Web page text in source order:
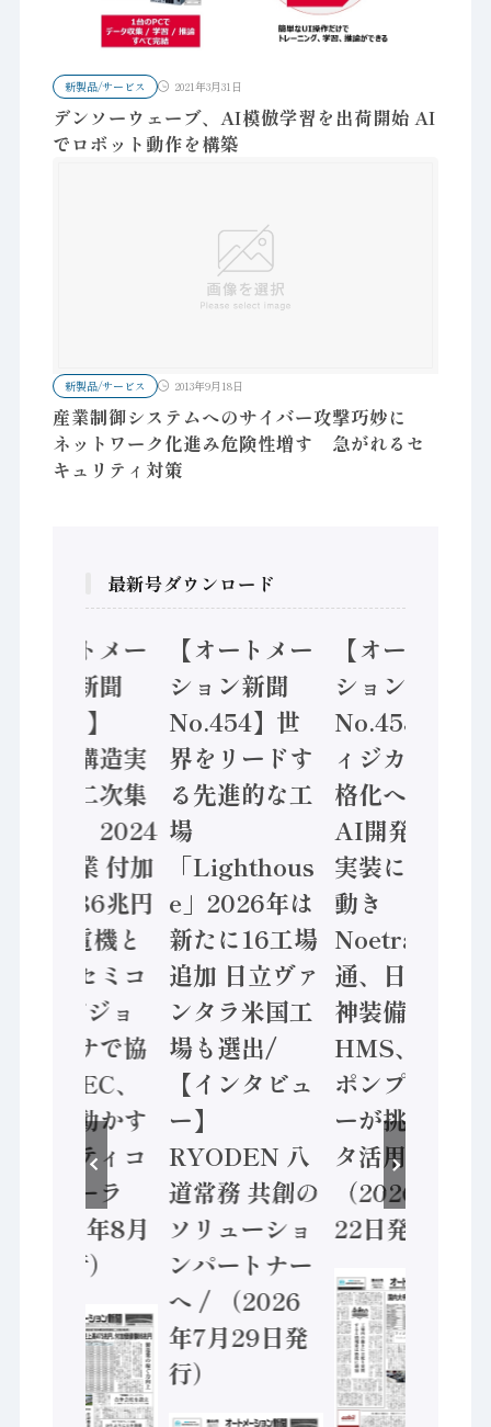
新製品/サービス 2021年3月31日
デンソーウェーブ、AI模倣学習を出荷開始 AI
でロボット動作を構築
新製品/サービス 2013年9月18日
産業制御システムへのサイバー攻撃巧妙に
ネットワーク化進み危険性増す 急がれるセ
キュリティ対策
最新号ダウンロード
【オートメー
ション新聞
No.455】
「経済構造実
態調査二次集
計結果」2024
年製造業 付加
価値額86兆円
/ 三菱電機と
ソニーセミコ
ン AIビジョ
ンセンサで協
業 / IDEC、
安全に動かす
セーフティコ
ントローラ
（2026年8月
5日発行）
【オートメー
ション新聞
No.454】世
界をリードす
る先進的な工
場
「Lighthous
e」2026年は
新たに16工場
追加 日立ヴァ
ンタラ米国工
場も選出/
【インタビュ
ー】
RYODEN 八
道常務 共創の
ソリューショ
ンパートナー
へ / （2026
年7月29日発
行）
【オートメー
ション新聞
No.453】フ
ィジカルAI本
格化へ 国産
AI開発や社会
実装に活発な
動き
Noetra、富士
通、日立 / 兵
神装備 ×
HMS、老舗
ポンプメーカ
ーが挑むデー
タ活用 など
（2026年7月
22日発行）